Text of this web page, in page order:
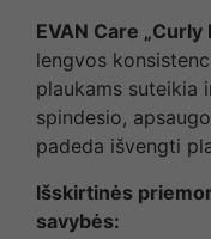
EVAN Care
lengvos
plaukams suteikia
spindesio,
padeda išvengti
Išskirtinės
savybės: